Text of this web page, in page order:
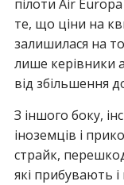
пілоти Air
те, що ціни на
залишилася на
лише керівники
від збільшення
З іншого боку,
іноземців і
страйк,
які прибувають